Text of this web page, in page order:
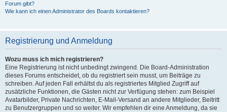
Forum gibt?
Wie kann ich einen Administrator des Boards kontaktieren?
Registrierung und Anmeldung
Wozu muss ich mich registrieren?
Eine Registrierung ist nicht unbedingt zwingend. Die Board-Administration
dieses Forums entscheidet, ob du registriert sein musst, um Beiträge zu
schreiben. Auf jeden Fall erhältst du als registriertes Mitglied Zugriff auf
zusätzliche Funktionen, die Gästen nicht zur Verfügung stehen: zum Beispiel
Avatarbilder, Private Nachrichten, E-Mail-Versand an andere Mitglieder, Beitritt
zu Benutzergruppen und so weiter. Wir empfehlen dir eine Anmeldung, da sie